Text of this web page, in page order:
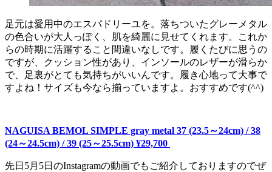
足元は愛用中のエスパドリーユを。落ちついたグレーメタル
の色合いが大人っぽく、肌を綺麗に見せてくれます。これか
らの時期に活躍すること間違いなしです。履くたびに思うの
ですが、クッション性があり、インソールのレザーが滑らか
で、足裏がとても気持ちがいいんです。履き心地って大事で
すよね！サイズも今なら揃っていますよ。おすすめです(^^)
NAGUISA BEMOL SIMPLE gray metal 37 (23.5～24cm) / 38
(24～24.5cm) / 39 (25～25.5cm) ¥29,700
先日5月5日のInstagramの動画でもご紹介しておりますのでぜ